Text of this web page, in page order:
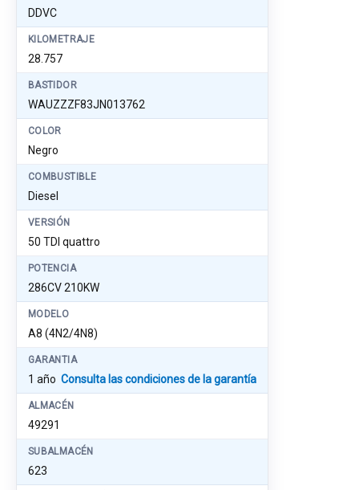
DDVC
KILOMETRAJE
28.757
BASTIDOR
WAUZZZF83JN013762
COLOR
Negro
COMBUSTIBLE
Diesel
VERSIÓN
50 TDI quattro
POTENCIA
286CV 210KW
MODELO
A8 (4N2/4N8)
GARANTIA
1 año Consulta las condiciones de la garantía
ALMACÉN
49291
SUBALMACÉN
623